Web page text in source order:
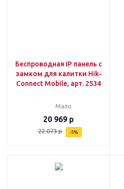
Беспроводная IP панель с
замком для калитки Hik-
Connect Mobile, арт. 2534
Мало
20 969 р
22 073р -5%